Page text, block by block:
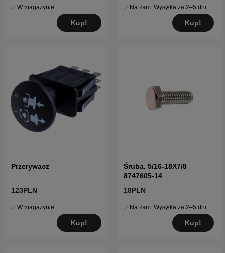
W magazynie
Kup!
Na zam. Wysyłka za 2–5 dni
Kup!
Przerywacz
123PLN
W magazynie
Kup!
Śruba, 5/16-18X7/8
8747605-14
18PLN
Na zam. Wysyłka za 2–5 dni
Kup!